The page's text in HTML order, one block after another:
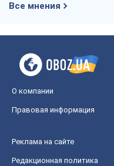
Все мнения
О компании
Правовая информация
Реклама на сайте
Редакционная политика